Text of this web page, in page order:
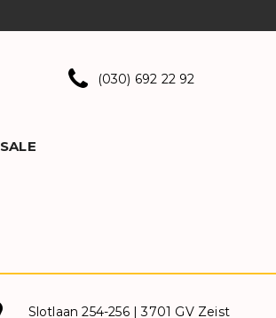
(030) 692 22 92
SALE
Slotlaan 254-256 | 3701 GV Zeist